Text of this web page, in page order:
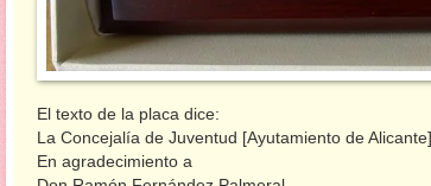
El texto de la placa dice:
La Concejalía de Juventud [Ayutamiento de Alicante]
En agradecimiento a